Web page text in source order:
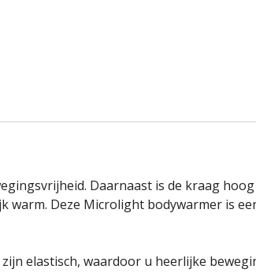
Daarnaast is de kraag
Deze Microlight bodywarmer is
elastisch, waardoor u heerlijke